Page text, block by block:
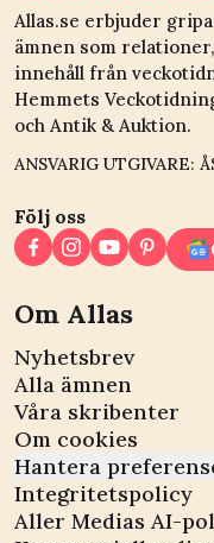
Allas.se erbjuder
ämnen som
innehåll från
Hemmets
och Antik & Auktion.
ANSVARIG UTGIVARE:
Följ oss
Om Allas
Nyhetsbrev
Alla ämnen
Våra skribenter
Om cookies
Hantera
Integritetspolicy
Aller Medias AI-